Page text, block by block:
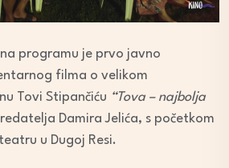
programu je prvo javno
filma o velikom
Tovi Stipančiću “Tova – najbolja
Damira Jelića, s početkom
u Dugoj Resi.